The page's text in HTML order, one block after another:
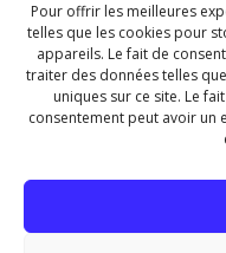
Pour offrir les meilleures
telles que les cookies pour
appareils. Le fait de
traiter des données telles
uniques sur ce site. Le
consentement peut avoir un
Ce site a été financé par le Fonds européen de